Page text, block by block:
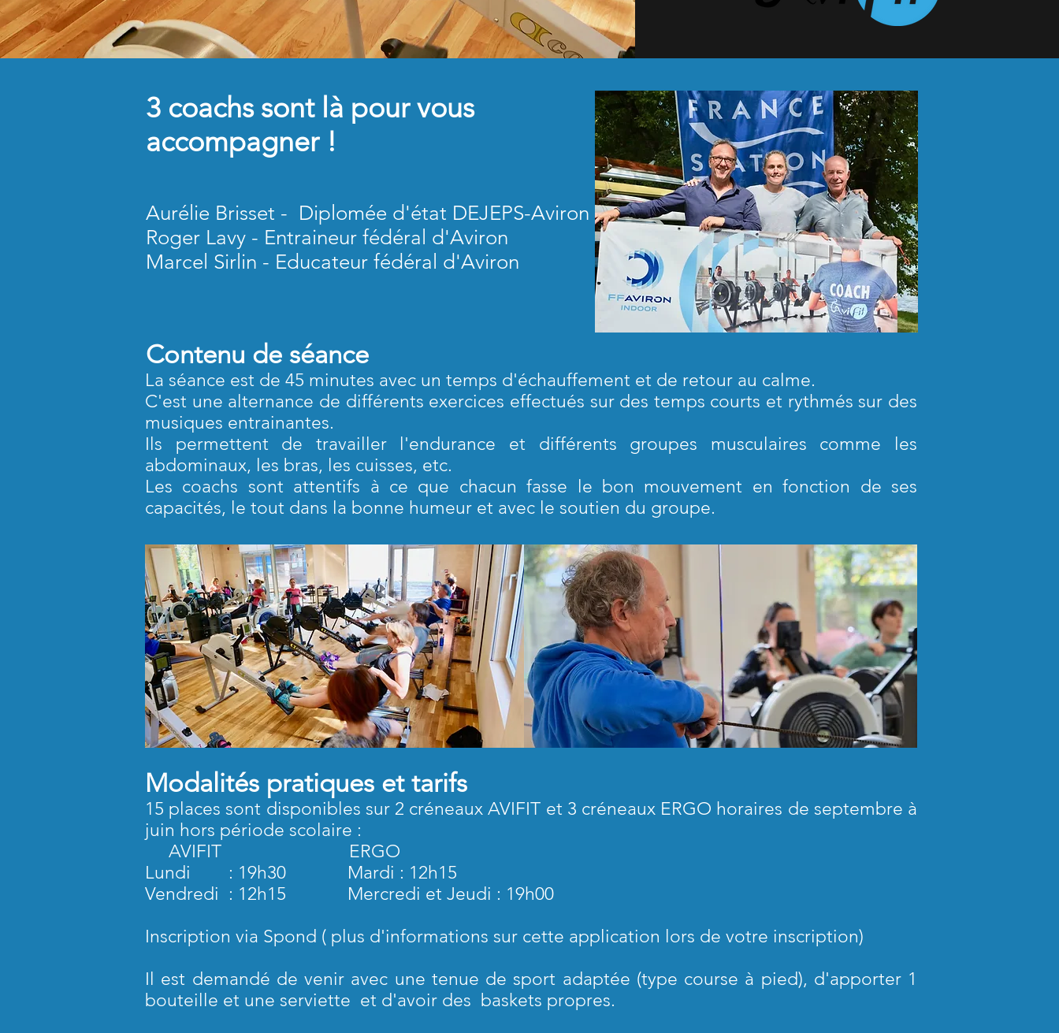
3 coachs sont là pour vous
accompagner !
Aurélie Brisset - Diplomée d'état DEJEPS-Aviron
Roger Lavy - Entraineur fédéral d'Aviron
Marcel Sirlin - Educateur fédéral d'Aviron
Contenu de séance
La séance est de 45 minutes avec un temps d'échauffement et de retour au calme.
C'est une alternance de différents exercices effectués sur des temps courts et rythmés sur des
musiques entrainantes.
Ils permettent de travailler l'endurance et différents groupes musculaires comme les
abdominaux, les bras, les cuisses, etc.
Les coachs sont attentifs à ce que chacun fasse le bon mouvement en fonction de ses
capacités, le tout dans la bonne humeur et avec le soutien du groupe.
Modalités pratiques et tarifs
15 places sont disponibles sur 2 créneaux AVIFIT et 3 créneaux ERGO horaires de septembre à
juin hors période scolaire :
AVIFIT ERGO
Lundi : 19h30 Mardi : 12h15
Vendredi : 12h15 Mercredi et Jeudi : 19h00
Inscription via Spond ( plus d'informations sur cette application lors de votre inscription)
Il est demandé de venir avec une tenue de sport adaptée (type course à pied), d'apporter 1
bouteille et une serviette et d'avoir des baskets propres.